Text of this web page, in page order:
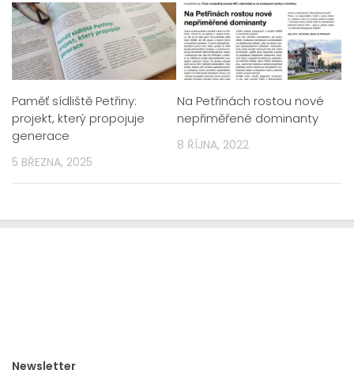
Paměť sídliště Petřiny:
projekt, který propojuje
generace
5 BŘEZNA, 2025
Na Petřinách rostou nové
nepřiměřené dominanty
8 ŘÍJNA, 2022
Newsletter